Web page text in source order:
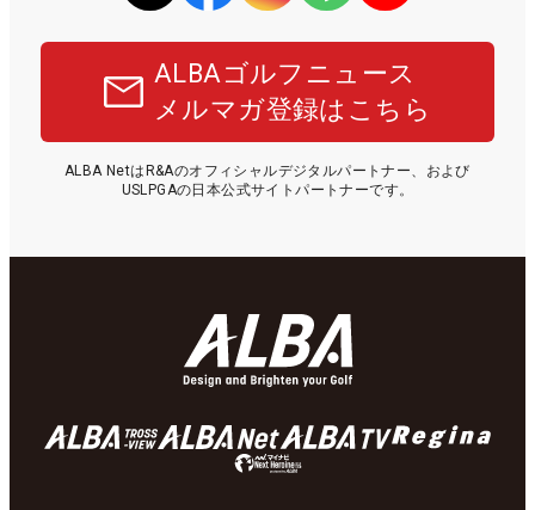
ALBAゴルフニュース
メルマガ登録はこちら
ALBA NetはR&Aのオフィシャルデジタルパートナー、および
USLPGAの日本公式サイトパートナーです。